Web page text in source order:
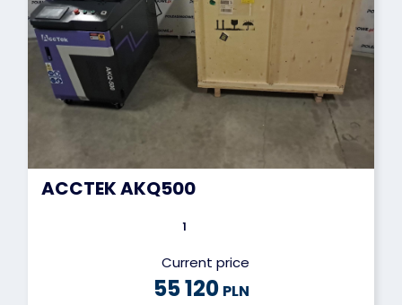
ACCTEK AKQ500
1
Current price
55 120 PLN